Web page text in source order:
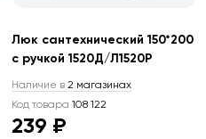
Люк сантехнический 150*200
с ручкой 1520Д/Л1520Р
Наличие в 2 магазинах
Код товара 108 122
239 ₽